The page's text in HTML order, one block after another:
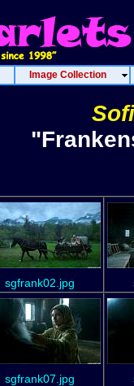
Image Collection
sgfrank02.jpg
sgfrank07.jpg